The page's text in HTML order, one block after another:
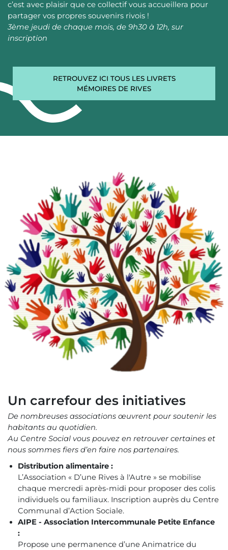
c’est avec plaisir que ce collectif vous accueillera pour
partager vos propres souvenirs rivois !
3ème jeudi de chaque mois, de 9h30 à 12h, sur
inscription
RETROUVEZ ICI TOUS LES LIVRETS
MÉMOIRES DE RIVES
Un carrefour des initiatives
De nombreuses associations œuvrent pour soutenir les
habitants au quotidien.
Au Centre Social vous pouvez en retrouver certaines et
nous sommes fiers d’en faire nos partenaires.
Distribution alimentaire :
L’Association « D’une Rives à l'Autre » se mobilise
chaque mercredi après-midi pour proposer des colis
individuels ou familiaux. Inscription auprès du Centre
Communal d’Action Sociale.
AIPE - Association Intercommunale Petite Enfance
:
Propose une permanence d’une Animatrice du